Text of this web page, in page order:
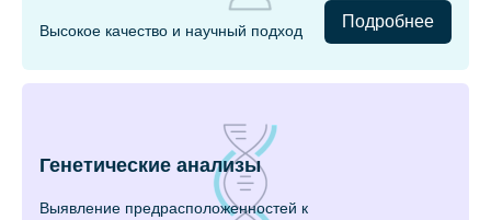
Высокое качество и научный подход Подробнее
Генетические анализы
Выявление предрасположенностей к